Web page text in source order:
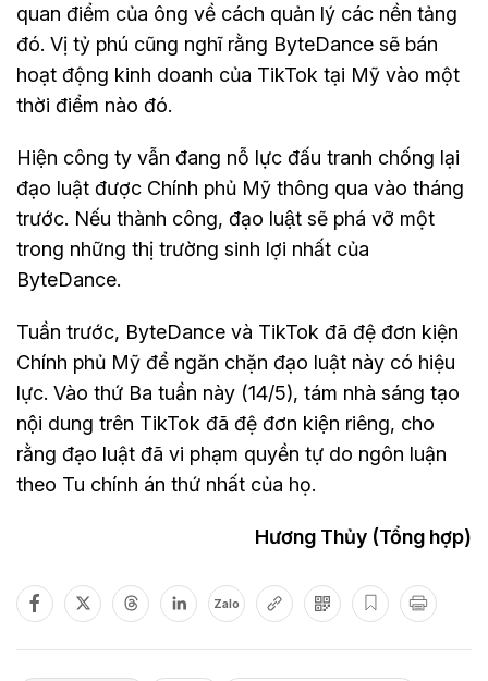
quan điểm của ông về cách quản lý các nền tảng
đó. Vị tỷ phú cũng nghĩ rằng ByteDance sẽ bán
hoạt động kinh doanh của TikTok tại Mỹ vào một
thời điểm nào đó.
Hiện công ty vẫn đang nỗ lực đấu tranh chống lại
đạo luật được Chính phủ Mỹ thông qua vào tháng
trước. Nếu thành công, đạo luật sẽ phá vỡ một
trong những thị trường sinh lợi nhất của
ByteDance.
Tuần trước, ByteDance và TikTok đã đệ đơn kiện
Chính phủ Mỹ để ngăn chặn đạo luật này có hiệu
lực. Vào thứ Ba tuần này (14/5), tám nhà sáng tạo
nội dung trên TikTok đã đệ đơn kiện riêng, cho
rằng đạo luật đã vi phạm quyền tự do ngôn luận
theo Tu chính án thứ nhất của họ.
Hương Thủy (Tổng hợp)
Zalo